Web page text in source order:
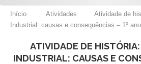
Início Atividades
Atividade de
Industrial: causas e consequências – 1º
ATIVIDADE DE
INDUSTRIAL: CAUSAS E